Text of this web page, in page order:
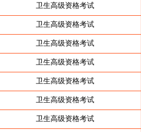
卫生高级资格考试
卫生高级资格考试
卫生高级资格考试
卫生高级资格考试
卫生高级资格考试
卫生高级资格考试
卫生高级资格考试